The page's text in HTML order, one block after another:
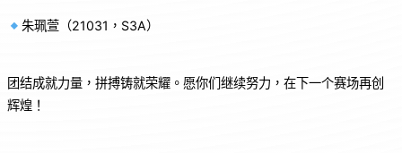
朱珮萱（21031，S3A）
团结成就力量，拼搏铸就荣耀。愿你们继续努力，在下一个赛场再创
辉煌！